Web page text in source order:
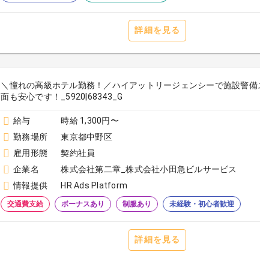
詳細を見る
＼憧れの高級ホテル勤務！／ハイアットリージェンシーで施設警
面も安心です！_5920|68343_G
給与
時給 1,300円〜
勤務場所
東京都中野区
雇用形態
契約社員
企業名
株式会社第二章_株式会社小田急ビルサービス
情報提供
HR Ads Platform
交通費支給 ボーナスあり 制服あり 未経験・初心者歓迎
詳細を見る